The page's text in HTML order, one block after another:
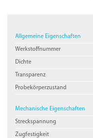
Allgemeine Eigenschaften
Werkstoffnummer
Dichte
Transparenz
Probekörperzustand
Mechanische Eigenschaften
Streckspannung
Zugfestigkeit